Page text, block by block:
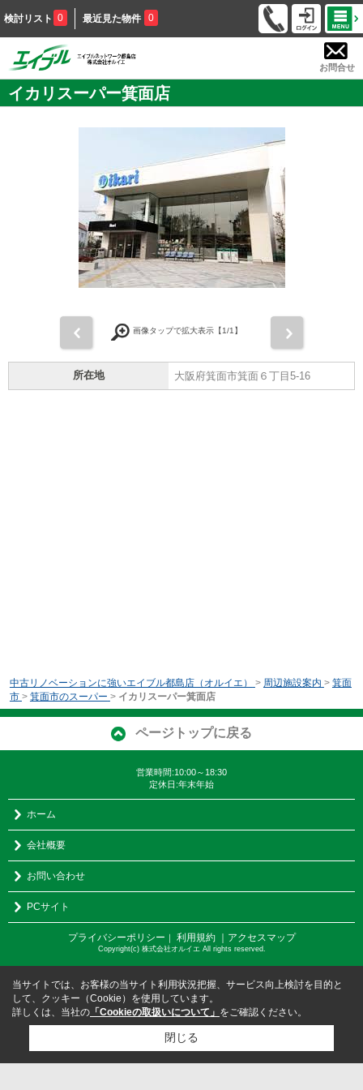
検討リスト 0 最近見た物件 0
お問合せ
イカリスーパー箕面店
画像タップで拡大表示【1/1】
所在地 大阪府箕面市箕面６丁目5-16
中古リノベーションに強いエイブル都島店（オルイエ） > 周辺施設案内 > 箕面
市 > 箕面市のスーパー > イカリスーパー箕面店
ページトップに戻る
営業時間:10:00～18:30
定休日:年末年始
ホーム
会社概要
お問い合わせ
PCサイト
プライバシーポリシー ｜ 利用規約 ｜アクセスマップ
Copyright(c) 株式会社オルイエ All rights reserved.
当サイトでは、お客様の当サイト利用状況把握、サービス向上検討を目的と
して、クッキー（Cookie）を使用しています。
詳しくは、当社の 「Cookieの取扱いについて」 をご確認ください。
閉じる